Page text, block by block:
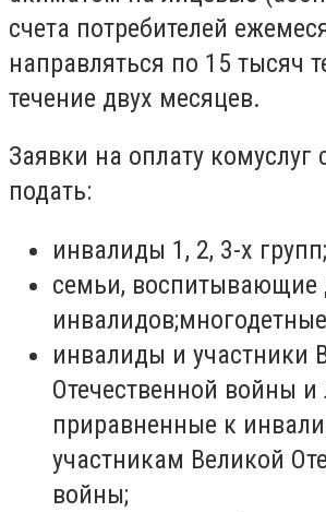
счета потребителей
направляться по 15 тысяч
течение двух месяцев.
Заявки на оплату комуслуг
подать:
инвалиды 1, 2, 3-х групп;
семьи, воспитывающие
инвалиды и участники
Отечественной войны и
приравненные к
участникам Великой
войны;